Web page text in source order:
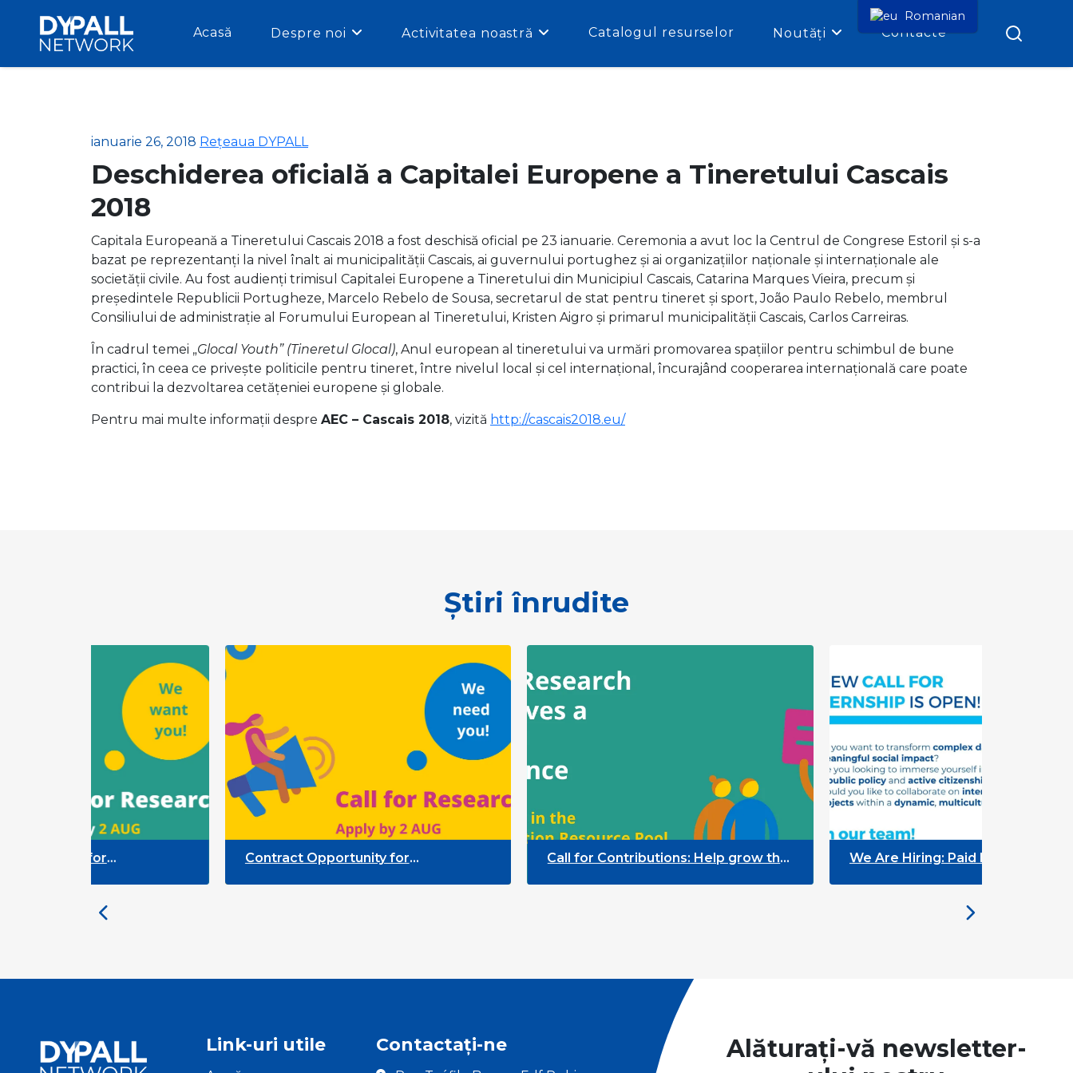
Acasă Despre noi Activitatea noastră Catalogul resurselor Noutăți Contacte
ianuarie 26, 2018 Rețeaua DYPALL
Deschiderea oficială a Capitalei Europene a Tineretului Cascais
2018
Capitala Europeană a Tineretului Cascais 2018 a fost deschisă oficial pe 23 ianuarie. Ceremonia a avut loc la Centrul de Congrese Estoril și s-a
bazat pe reprezentanți la nivel înalt ai municipalității Cascais, ai guvernului portughez și ai organizațiilor naționale și internaționale ale
societății civile. Au fost audienți trimisul Capitalei Europene a Tineretului din Municipiul Cascais, Catarina Marques Vieira, precum și
președintele Republicii Portugheze, Marcelo Rebelo de Sousa, secretarul de stat pentru tineret și sport, João Paulo Rebelo, membrul
Consiliului de administrație al Forumului European al Tineretului, Kristen Aigro și primarul municipalității Cascais, Carlos Carreiras.
În cadrul temei „Glocal Youth” (Tineretul Glocal), Anul european al tineretului va urmări promovarea spațiilor pentru schimbul de bune
practici, în ceea ce privește politicile pentru tineret, între nivelul local și cel internațional, încurajând cooperarea internațională care poate
contribui la dezvoltarea cetățeniei europene și globale.
Pentru mai multe informații despre AEC – Cascais 2018, vizită http://cascais2018.eu/
Știri înrudite
Participation
Contract Opportunity for
Framework
Call for Contributions: Help grow the
We Are Hiring: Paid Internship
Analyst)
Link-uri utile Contactați-ne
Alăturați-vă newsletter-
Romanian